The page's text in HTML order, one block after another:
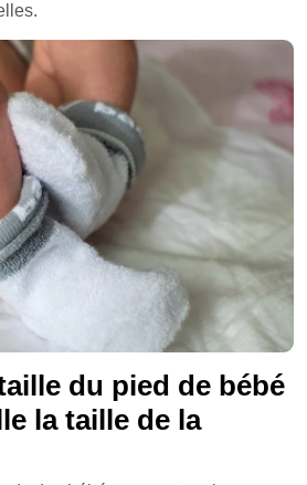
du pied de bébé
la taille de la